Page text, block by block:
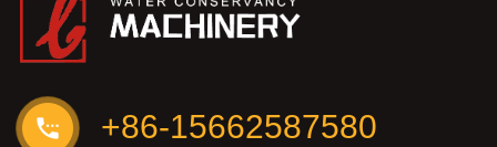
+86-15662587580